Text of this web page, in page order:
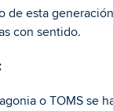
de esta
con sentido.
o TOMS se